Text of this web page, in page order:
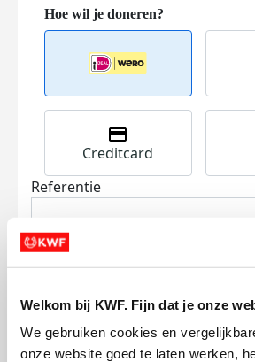
Welkom bij KWF. Fijn dat je onze
We gebruiken cookies en
onze website goed te laten werken,
Creditcard
Referentie
Ik wil bijdragen aan de